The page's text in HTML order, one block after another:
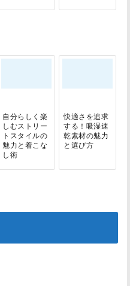
自分らしく楽
しむストリー
トスタイルの
魅力と着こな
し術
快適さを追求
する！吸湿速
乾素材の魅力
と選び方